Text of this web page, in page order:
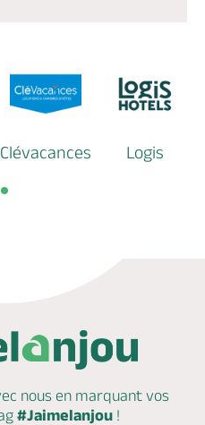
Clévacances Logis
nous en marquantvos
#Jaimelanjou !